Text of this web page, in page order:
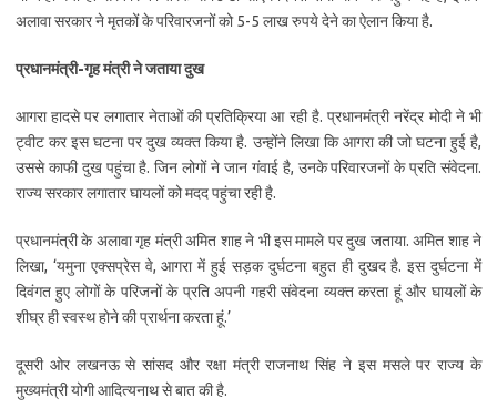
अलावा सरकार ने मृतकों के परिवारजनों को 5-5 लाख रुपये देने का ऐलान किया है.
प्रधानमंत्री-गृह मंत्री ने जताया दुख
आगरा हादसे पर लगातार नेताओं की प्रतिक्रिया आ रही है. प्रधानमंत्री नरेंद्र मोदी ने भी
ट्वीट कर इस घटना पर दुख व्यक्त किया है. उन्होंने लिखा कि आगरा की जो घटना हुई है,
उससे काफी दुख पहुंचा है. जिन लोगों ने जान गंवाई है, उनके परिवारजनों के प्रति संवेदना.
राज्य सरकार लगातार घायलों को मदद पहुंचा रही है.
प्रधानमंत्री के अलावा गृह मंत्री अमित शाह ने भी इस मामले पर दुख जताया. अमित शाह ने
लिखा, ‘यमुना एक्सप्रेस वे, आगरा में हुई सड़क दुर्घटना बहुत ही दुखद है. इस दुर्घटना में
दिवंगत हुए लोगों के परिजनों के प्रति अपनी गहरी संवेदना व्यक्त करता हूं और घायलों के
शीघ्र ही स्वस्थ होने की प्रार्थना करता हूं.’
दूसरी ओर लखनऊ से सांसद और रक्षा मंत्री राजनाथ सिंह ने इस मसले पर राज्य के
मुख्यमंत्री योगी आदित्यनाथ से बात की है.